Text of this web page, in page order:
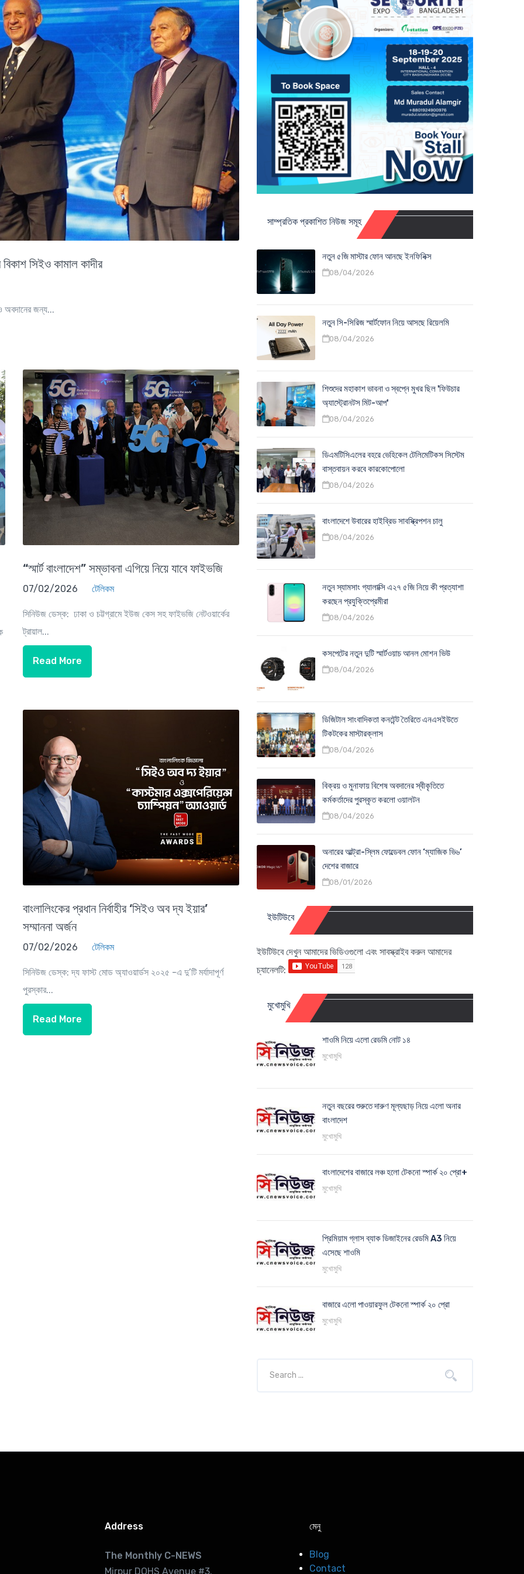
সিইও কামাল কাদীর
অবদানের জন্য...
“স্মার্ট বাংলাদেশ” সম্ভাবনা এগিয়ে নিয়ে যাবে ফাইভজি
07/02/2026 টেলিকম
সিনিউজ ডেস্ক: ঢাকা ও চট্টগ্রামে ইউজ কেস সহ ফাইভজি নেটওয়ার্কের
ট্রায়াল...
Read More
বাংলালিংকের প্রধান নির্বাহীর ‘সিইও অব দ্য ইয়ার’
সম্মাননা অর্জন
07/02/2026 টেলিকম
সিনিউজ ডেস্ক: দ্য ফাস্ট মোড অ্যাওয়ার্ডস ২০২৫ -এ দু’টি মর্যাদাপূর্ণ
পুরস্কার...
Read More
সাম্প্রতিক প্রকাশিত নিউজ সমূহ
নতুন ৫জি মাস্টার ফোন আনছে ইনফিনিক্স
08/04/2026
নতুন সি-সিরিজ স্মার্টফোন নিয়ে আসছে রিয়েলমি
08/04/2026
শিশুদের মহাকাশ ভাবনা ও স্বপ্নে মুখর ছিল 'ফিউচার
অ্যাস্ট্রোনটস মিট-আপ'
08/04/2026
ডিএমটিসিএলের বহরে ভেহিকেল টেলিমেটিকস সিস্টেম
বাস্তবায়ন করবে কারকোপোলো
08/04/2026
বাংলাদেশে উবারের হাইব্রিড সাবস্ক্রিপশন চালু
08/04/2026
নতুন স্যামসাং গ্যালাক্সি এ২৭ ৫জি নিয়ে কী প্রত্যাশা
করছেন প্রযুক্তিপ্রেমীরা
08/04/2026
কসপেটের নতুন দুটি স্মার্টওয়াচ আনল মোশন ভিউ
08/04/2026
ডিজিটাল সাংবাদিকতা কনটেন্ট তৈরিতে এনএসইউতে
টিকটকের মাস্টারক্লাস
08/04/2026
বিক্রয় ও মুনাফায় বিশেষ অবদানের স্বীকৃতিতে
কর্মকর্তাদের পুরস্কৃত করলো ওয়ালটন
08/04/2026
অনারের আল্ট্রা-স্লিম ফোল্ডেবল ফোন ‘ম্যাজিক ভি৬’
দেশের বাজারে
08/01/2026
ইউটিউবে
ইউটিউবে দেখুন আমাদের ভিডিওগুলো এবং সাবস্ক্রাইব করুন আমাদের
চ্যানেলটি:
মুখোমুখি
শাওমি নিয়ে এলো রেডমি নোট ১৪
মুখোমুখি
নতুন বছরের শুরুতে দারুণ মূল্যছাড় নিয়ে এলো অনার
বাংলাদেশ
মুখোমুখি
বাংলাদেশের বাজারে লঞ্চ হলো টেকনো স্পার্ক ২০ প্রো+
মুখোমুখি
প্রিমিয়াম গ্লাস ব্যাক ডিজাইনের রেডমি A3 নিয়ে
এসেছে শাওমি
মুখোমুখি
বাজারে এলো পাওয়ারফুল টেকনো স্পার্ক ২০ প্রো
মুখোমুখি
Address
The Monthly C-NEWS
Mirpur DOHS Avenue #3.
মেনু
Blog
Contact